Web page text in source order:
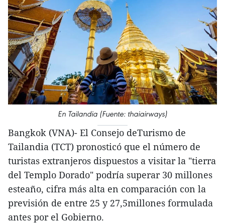
En Tailandia (Fuente: thaiairways)
Bangkok (VNA)- El Consejo deTurismo de
Tailandia (TCT) pronosticó que el número de
turistas extranjeros dispuestos a visitar la "tierra
del Templo Dorado" podría superar 30 millones
esteaño, cifra más alta en comparación con la
previsión de entre 25 y 27,5millones formulada
antes por el Gobierno.